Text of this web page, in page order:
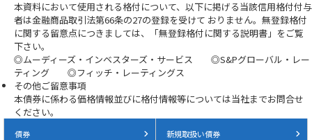
本資料において使用される格付について、以下に掲げる当該信用格付付与
者は金融商品取引法第66条の27の登録を受けて おりません。無登録格付
に関する留意点につきましては、「無登録格付に関する説明書」をご覧
下さい。
◎ムーディーズ・インベスターズ・サービス ◎S&Pグローバル・レー
ティング ◎フィッチ・レーティングス
その他ご留意事項
本債券に係わる価格情報並びに格付情報等については当社までお問合せ
ください。
債券 新規取扱い債券